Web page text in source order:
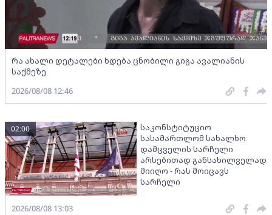
რა ახალი დეტალები ხდება ცნობილი გიგა ავალიანის
საქმეზე
2026/08/08 12:46
საკონსტიტუციო
სასამართლომ სახალხო
დამცველის სარჩელი
არსებითად განსახილველად
მიიღო - რას მოიცავს
სარჩელი
02:00
2026/08/08 13:03